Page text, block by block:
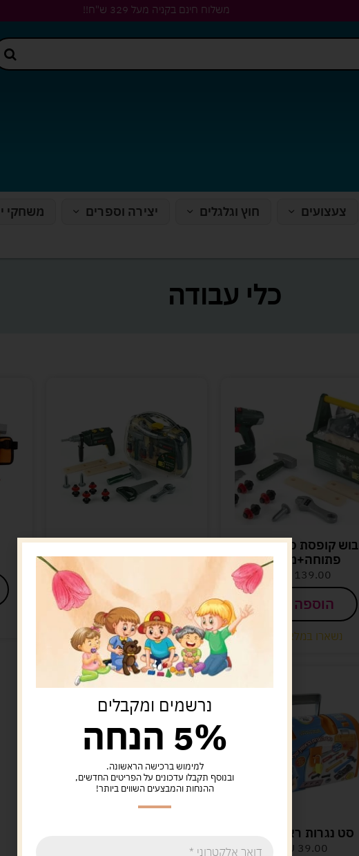
משלוח חינם בקניה מעל 329 ש"ח!!
צעצועים חוץ וגלגלים יצירה וספרים משחקי
כלי עבודה
בוש קופסת כלי עבודה
פתוחה+מברגה
139.00
הוספה לסל
נשארו במלאי רק 1
בוש מזוודת כלים
שקופה+מקדחה
הוספה לסל
קיים במלאי
סט נגרות ראשון שלי
39.00 ש"ח
נרשמים ומקבלים
5% הנחה
למימוש ברכישה הראשונה.
ובנוסף תקבלו עדכונים על הפריטים החדשים,
ההנחות והמבצעים השווים ביותר!